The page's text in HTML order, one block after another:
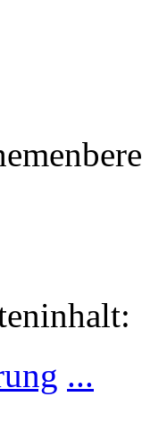
...